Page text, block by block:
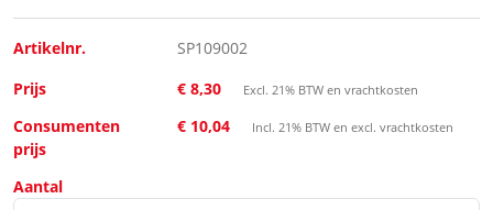
Artikelnr.
SP109002
Prijs
€ 8,30 Excl. 21% BTW en vrachtkosten
Consumenten
prijs
€ 10,04 Incl. 21% BTW en excl. vrachtkosten
Aantal